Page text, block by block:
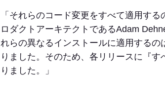
「それらのコード変更をすべて適用す
ロダクトアーキテクトであるAdam
れらの異なるインストールに適用する
りました。そのため、各リリースに『
りました。」